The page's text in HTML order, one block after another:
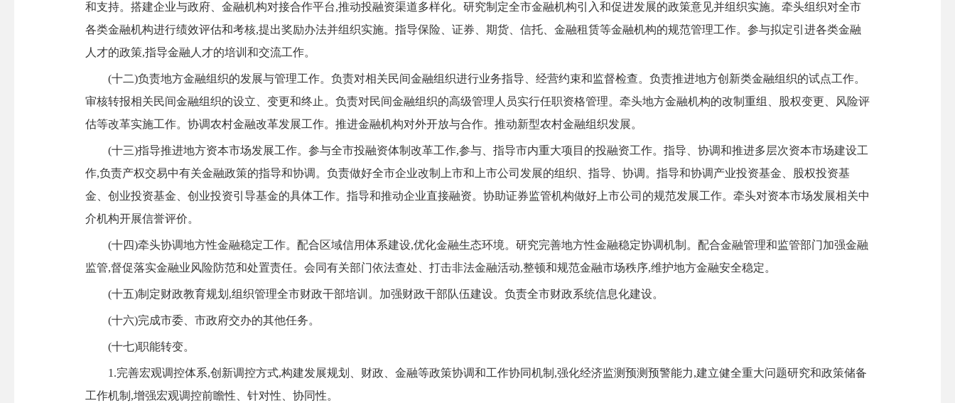
和支持。搭建企业与政府、金融机构对接合作平台,推动投融资渠道多样化。研究制定全市金融机构引入和促进发展的政策意见并组织实施。牵头组织对全市
各类金融机构进行绩效评估和考核,提出奖励办法并组织实施。指导保险、证券、期货、信托、金融租赁等金融机构的规范管理工作。参与拟定引进各类金融
人才的政策,指导金融人才的培训和交流工作。
(十二)负责地方金融组织的发展与管理工作。负责对相关民间金融组织进行业务指导、经营约束和监督检查。负责推进地方创新类金融组织的试点工作。
审核转报相关民间金融组织的设立、变更和终止。负责对民间金融组织的高级管理人员实行任职资格管理。牵头地方金融机构的改制重组、股权变更、风险评
估等改革实施工作。协调农村金融改革发展工作。推进金融机构对外开放与合作。推动新型农村金融组织发展。
(十三)指导推进地方资本市场发展工作。参与全市投融资体制改革工作,参与、指导市内重大项目的投融资工作。指导、协调和推进多层次资本市场建设工
作,负责产权交易中有关金融政策的指导和协调。负责做好全市企业改制上市和上市公司发展的组织、指导、协调。指导和协调产业投资基金、股权投资基
金、创业投资基金、创业投资引导基金的具体工作。指导和推动企业直接融资。协助证券监管机构做好上市公司的规范发展工作。牵头对资本市场发展相关中
介机构开展信誉评价。
(十四)牵头协调地方性金融稳定工作。配合区域信用体系建设,优化金融生态环境。研究完善地方性金融稳定协调机制。配合金融管理和监管部门加强金融
监管,督促落实金融业风险防范和处置责任。会同有关部门依法查处、打击非法金融活动,整顿和规范金融市场秩序,维护地方金融安全稳定。
(十五)制定财政教育规划,组织管理全市财政干部培训。加强财政干部队伍建设。负责全市财政系统信息化建设。
(十六)完成市委、市政府交办的其他任务。
(十七)职能转变。
1.完善宏观调控体系,创新调控方式,构建发展规划、财政、金融等政策协调和工作协同机制,强化经济监测预测预警能力,建立健全重大问题研究和政策储备
工作机制,增强宏观调控前瞻性、针对性、协同性。